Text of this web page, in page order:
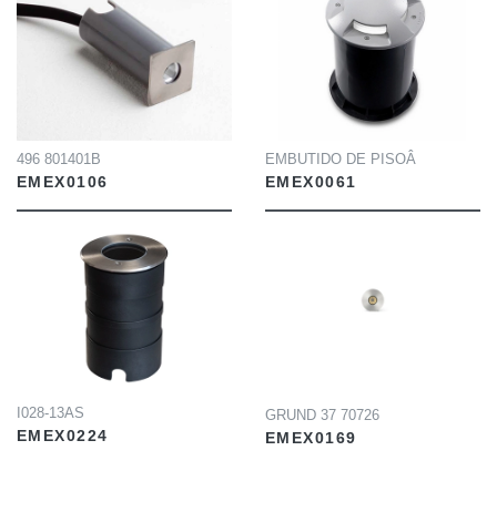
INFO
496 801401B
EMEX0106
INFO
EMBUTIDO DE PISOÂ
EMEX0061
I028-13AS
EMEX0224
INFO
GRUND 37 70726
EMEX0169